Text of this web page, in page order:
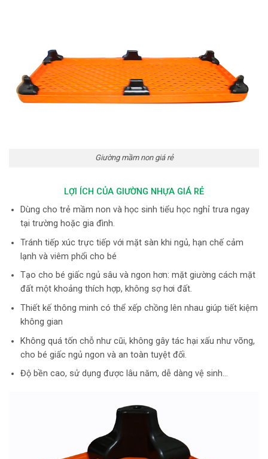
Giường mầm non giá rẻ
LỢI ÍCH CỦA GIƯỜNG NHỰA GIÁ RẺ
Dùng cho trẻ mầm non và học sinh tiểu học nghỉ trưa ngay
tại trường hoặc gia đình.
Tránh tiếp xúc trực tiếp với mặt sàn khi ngủ, hạn chế cảm
lạnh và viêm phổi cho bé
Tạo cho bé giấc ngủ sâu và ngon hơn: mặt giường cách mặt
đất một khoảng thích hợp, không sợ hơi đất.
Thiết kế thông minh có thể xếp chồng lên nhau giúp tiết kiệm
không gian
Không quá tốn chỗ như cũi, không gây tác hại xấu như võng,
cho bé giấc ngủ ngon và an toàn tuyệt đối.
Độ bền cao, sử dụng được lâu năm, dễ dàng vệ sinh…